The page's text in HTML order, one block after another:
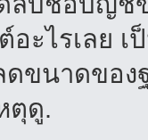
อะไรเลย
ดขนาดขอ
ตุดู.